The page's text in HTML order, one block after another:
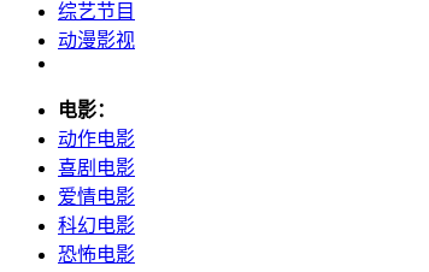
综艺节目
动漫影视
电影：
动作电影
喜剧电影
爱情电影
科幻电影
恐怖电影